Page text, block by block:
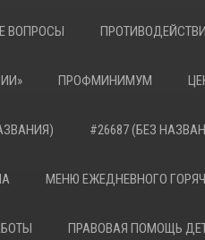
ВОПРОСЫ
ПРОФМИНИМУМ
#26687 (БЕЗ
МЕНЮ ЕЖЕДНЕВНОГО
ПРАВОВАЯ ПОМОЩЬ